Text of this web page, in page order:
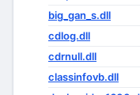
big_gan_s.dll
cdlog.dll
cdrnull.dll
classinfovb.dll